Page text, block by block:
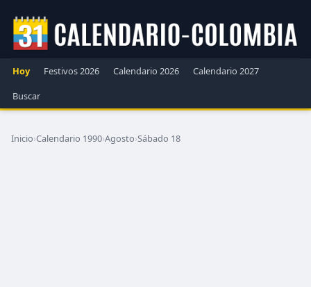
Hoy Festivos 2026 Calendario 2026
Calendario 2027
Buscar
Inicio›Calendario 1990›Agosto›Sábado 18